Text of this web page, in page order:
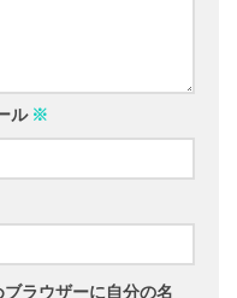
ル ※
ラウザーに自分の名